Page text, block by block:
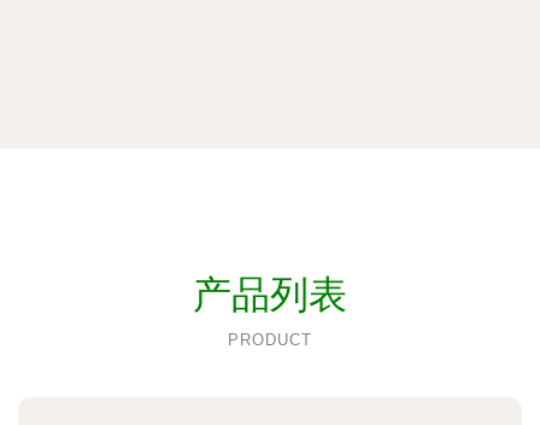
产品列表
PRODUCT